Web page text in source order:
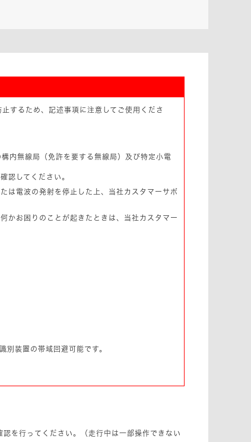
するため、記述事項に注意してご使用くださ
内無線局（免許を要する無線局）及び特定小電
認してください。
は電波の発射を停止した上、当社カスタマーサポ
かお困りのことが起きたときは、当社カスタマー
別装置の帯域回避可能です。
を行ってください。（走行中は一部操作できない